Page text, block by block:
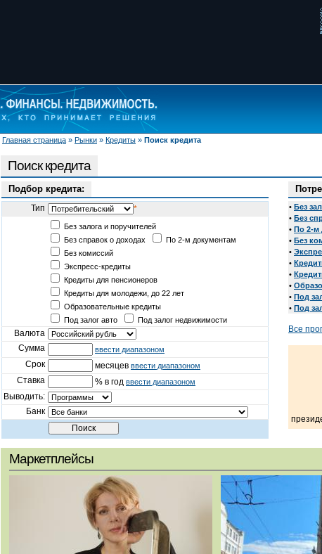
Главная страница » Рынки » Кредиты » Поиск кредита
Поиск кредита
Подбор кредита:
Тип *
Без залога и поручителей
Без справок о доходах
По 2-м документам
Без комиссий
Экспресс-кредиты
Кредиты для пенсионеров
Кредиты для молодежи, до 22 лет
Образовательные кредиты
Под залог авто
Под залог недвижимости
Валюта
Сумма
ввести диапазоном
Срок месяцев ввести диапазоном
Ставка % в год ввести диапазоном
Выводить:
Банк
• Без
• Без
• По 2-м
• Без
•
•
•
•
• Под
• Под
Все
Маркетплейсы